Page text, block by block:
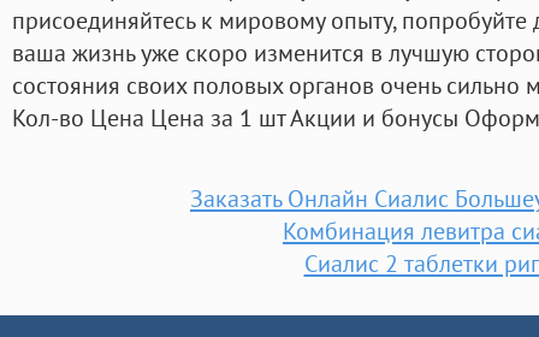
присоединяйтесь к мировому опыту,
ваша жизнь уже скоро изменится в лучшую
состояния своих половых органов очень сильно
Кол-во Цена Цена за 1 шт Акции и бонусы
Заказать Онлайн Сиалис
Комбинация левитра
Сиалис 2 таблетки